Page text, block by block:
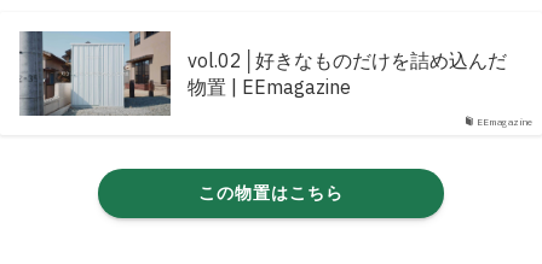
EEmagazine
vol.02│好きなものだけを詰め込んだ
物置 | EEmagazine
この物置はこちら